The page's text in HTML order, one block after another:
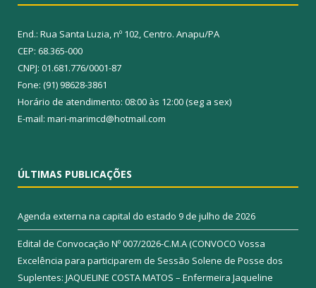
End.: Rua Santa Luzia, nº 102, Centro. Anapu/PA
CEP: 68.365-000
CNPJ: 01.681.776/0001-87
Fone: (91) 98628-3861
Horário de atendimento: 08:00 às 12:00 (seg a sex)
E-mail: mari-marimcd@hotmail.com
ÚLTIMAS PUBLICAÇÕES
Agenda externa na capital do estado 9 de julho de 2026
Edital de Convocação Nº 007/2026-C.M.A (CONVOCO Vossa
Excelência para participarem de Sessão Solene de Posse dos
Suplentes: JAQUELINE COSTA MATOS – Enfermeira Jaqueline